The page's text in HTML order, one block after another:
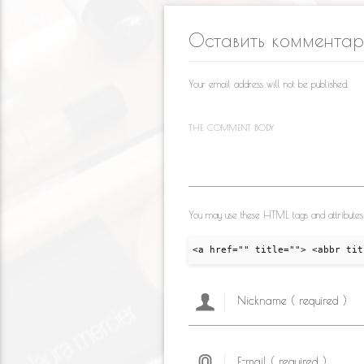
as
s
ki
o
k
m
Оставить
Your email address will not be published.
THE COMMENT BODY
You may use these HTML tags and attributes:
<a href="" title=""> <abbr